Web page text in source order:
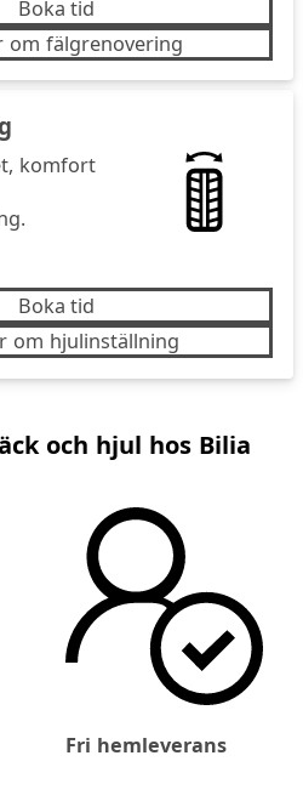
Boka tid
om fälgrenovering
komfort
Boka tid
om hjulinställning
och hjul hos Bilia
Fri hemleverans